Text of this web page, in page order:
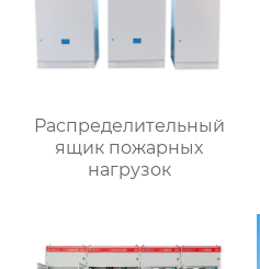
Распределительный
ящик пожарных
нагрузок